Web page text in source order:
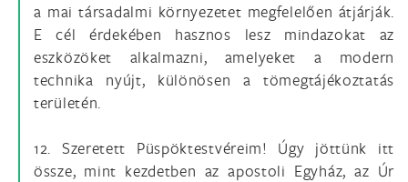
a mai társadalmi környezetet megfelelően átjárják.
E cél érdekében hasznos lesz mindazokat az
eszközöket alkalmazni, amelyeket a modern
technika nyújt, különösen a tömegtájékoztatás
területén.
12. Szeretett Püspöktestvéreim! Úgy jöttünk itt
össze, mint kezdetben az apostoli Egyház, az Úr